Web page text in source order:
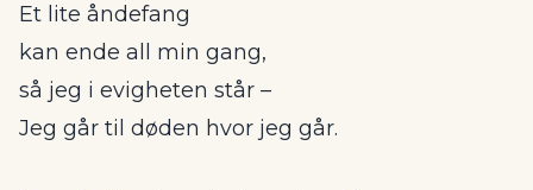
Et lite åndefang
kan ende all min gang,
så jeg i evigheten står –
Jeg går til døden hvor jeg går.